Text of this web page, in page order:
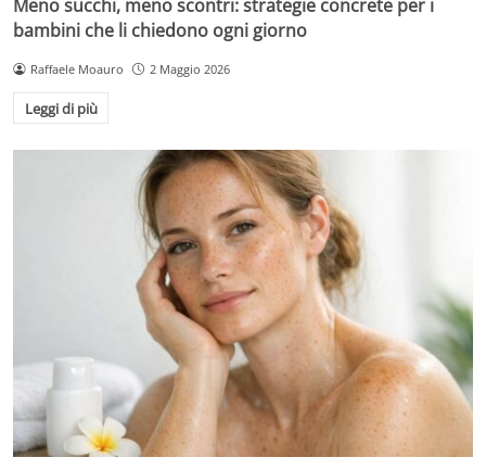
Meno succhi, meno scontri: strategie concrete per i
bambini che li chiedono ogni giorno
Raffaele Moauro 2 Maggio 2026
Leggi di più